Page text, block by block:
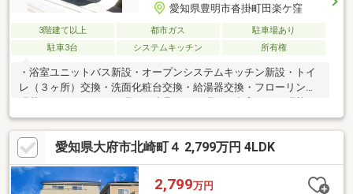
愛知県豊明市沓掛町田楽ケ窪
3階建て以上 都市ガス
駐車場あり
駐車3台
システムキッチン 所有権
・浴室ユニットバス新設・オープンシステムキッチン新設・トイ
レ（３ヶ所）交換・洗面化粧台交換・給湯器交換・フローリング
え・木部塗装工事・ハウスクリーニング 他
愛知県大府市北崎町４ 2,799万円 4LDK
2,799万円